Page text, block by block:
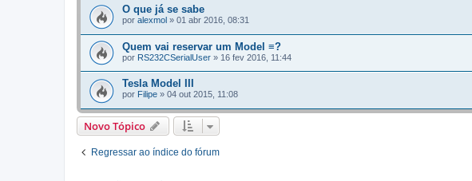
O que já se sabe
por alexmol » 01 abr 2016, 08:31
Quem vai reservar um Model ≡?
por RS232CSerialUser » 16 fev 2016, 11:44
Tesla Model III
por Filipe » 04 out 2015, 11:08
Novo Tópico
Regressar ao índice do fórum